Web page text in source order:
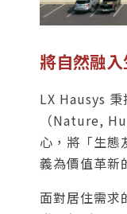
將自然融
LX Hausys
（Nature,
心，將「生態
義為價值革新
面對居住需求